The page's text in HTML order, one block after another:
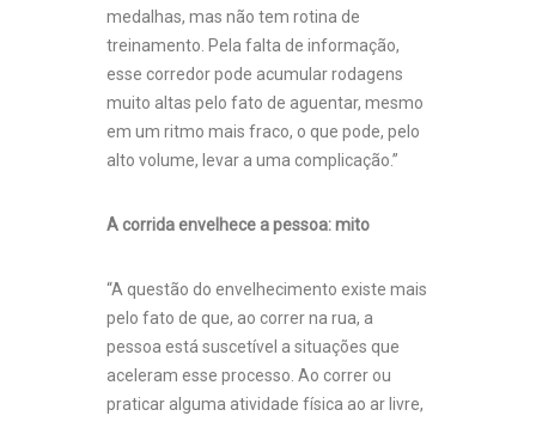
medalhas, mas não tem rotina de
treinamento. Pela falta de informação,
esse corredor pode acumular rodagens
muito altas pelo fato de aguentar, mesmo
em um ritmo mais fraco, o que pode, pelo
alto volume, levar a uma complicação.”
A corrida envelhece a pessoa: mito
“A questão do envelhecimento existe mais
pelo fato de que, ao correr na rua, a
pessoa está suscetível a situações que
aceleram esse processo. Ao correr ou
praticar alguma atividade física ao ar livre,